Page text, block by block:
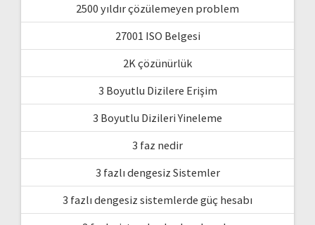
2500 yıldır çözülemeyen problem
27001 ISO Belgesi
2K çözünürlük
3 Boyutlu Dizilere Erişim
3 Boyutlu Dizileri Yineleme
3 faz nedir
3 fazlı dengesiz Sistemler
3 fazlı dengesiz sistemlerde güç hesabı